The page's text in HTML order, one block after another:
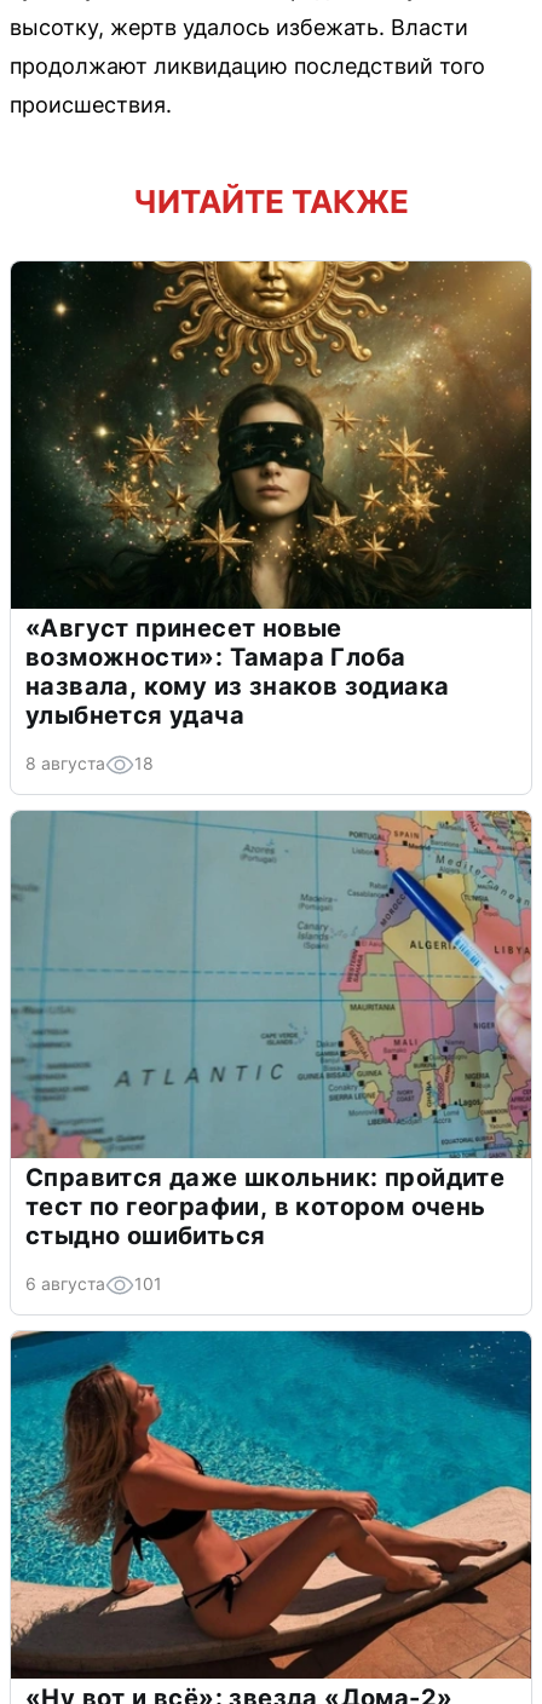
высотку, жертв удалось избежать. Власти
продолжают ликвидацию последствий того
происшествия.
ЧИТАЙТЕ ТАКЖЕ
«Август принесет новые
возможности»: Тамара Глоба
назвала, кому из знаков зодиака
улыбнется удача
8 августа 18
Справится даже школьник: пройдите
тест по географии, в котором очень
стыдно ошибиться
6 августа 101
«Ну вот и всё»: звезда «Дома-2»